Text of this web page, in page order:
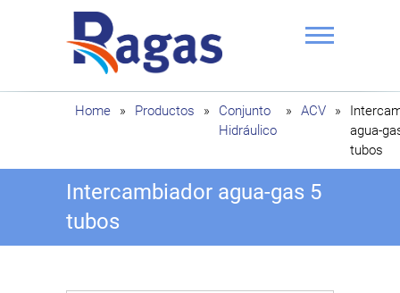
Ragas
Home » Productos »
Conjunto
Hidráulico
» ACV »
agua-
tubos
Intercambiador agua-gas 5
tubos